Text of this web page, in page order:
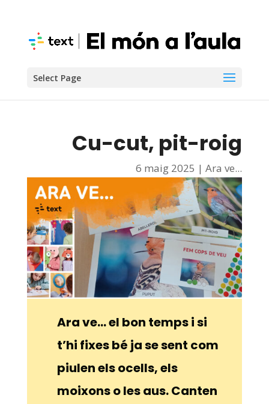
Select Page
Cu-cut, pit-roig
6 maig 2025 |Ara ve...
Ara ve… el bon temps i si
t’hi fixes bé ja se sent com
piulen els ocells, els
moixons o les aus. Canten